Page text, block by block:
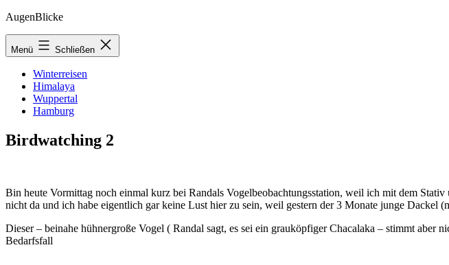
Zum
springen
AugenBlicke
Menü Schließen
Winterreisen
Himalaya
Wuppertal
Hamburg
Birdwatching 2
Bin heute Vormittag noch einmal kurz bei Randals Vogelbeobachtungsstation, weil ich mit dem
nicht da und ich habe eigentlich gar keine Lust hier zu sein, weil gestern der 3 Monate junge Dackel
Dieser – beinahe hühnergroße Vogel ( Randal sagt, es sei ein grauköpfiger Chacalaka – stimmt
Bedarfsfall